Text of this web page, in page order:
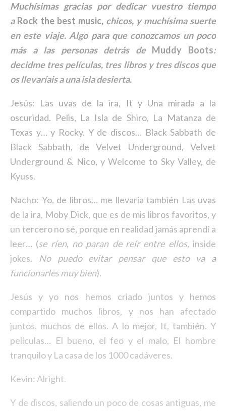
Muchísimas gracias por dedicar vuestro tiempo
a Rock the best music, chicos, y muchísima suerte
en este viaje. Algo para que conozcamos un poco
más a las personas detrás de Muddy Boots:
decidme tres películas, tres libros y tres discos que
os llevaríais a una isla desierta.
Jesús: Las uvas de la ira, It y Una mirada a la
oscuridad. Pelis, La Isla de Shiro, La Matanza de
Texas y… y Rocky. Y de discos… Black Sabbath de
Black Sabbath, de Velvet Underground, Velvet
Underground & Nico, y Welcome to Sky Valley, de
Kyuss.
Nacho: Yo, de libros… me llevaría también Las uvas
de la ira, Moby Dick, que es de mis libros favoritos, y
un tercero no sé, porque en realidad jamás aprendí a
leer… (se ríen, no paran de reír entre ellos,inside
jokes. No puedo evitar pensar que esto va a
funcionarles muy bien).
Jesús y yo nos hemos criado juntos y hemos
compartido muchos libros, y nos han afectado
juntos, muchos de ellos. A lo mejor, It, también. Y
películas… El bueno, el feo y el malo, El hombre
tranquilo y La casa de los 1000 cadáveres.
Kevin: Alright.
Y de discos, saliendo un poco de cosas antiguas, me